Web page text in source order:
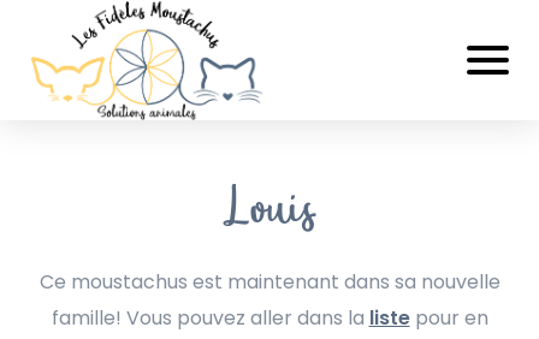
Louis
Ce moustachus est maintenant dans sa nouvelle
famille! Vous pouvez aller dans la listepour en